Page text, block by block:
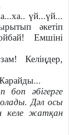
үй...үй...
әкетіп
Емшіні
Келіңдер,
боп әбігерге
Дәл осы
келе жатқан